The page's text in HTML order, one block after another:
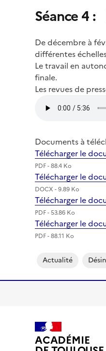
Séance 4 :
De décembre à
différentes
Le travail en
finale.
Les revues de
Documents à
Télécharger le
PDF - 88.4 Ko
Télécharger le
DOCX - 9.89 Ko
Télécharger le
PDF - 53.86 Ko
Télécharger le
PDF - 88.11 Ko
Actualité
ACADÉMIE